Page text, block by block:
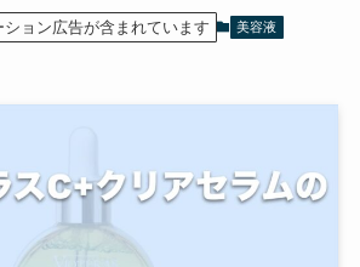
ョン広告が含まれています 美容液